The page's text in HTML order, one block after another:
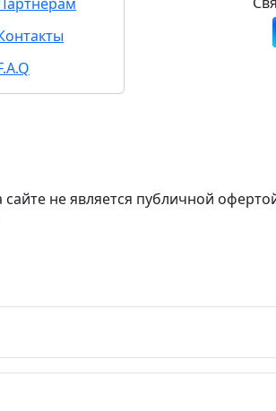
не является публичной